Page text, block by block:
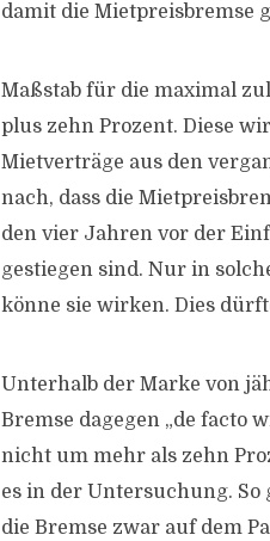
damit die Mietpreisbremse
Maßstab für die maximal
plus zehn Prozent. Diese
Mietverträge aus den
nach, dass die
den vier Jahren vor der
gestiegen sind. Nur in
könne sie wirken. Dies
Unterhalb der Marke von
Bremse dagegen „de facto
nicht um mehr als zehn
es in der Untersuchung.
die Bremse zwar auf dem